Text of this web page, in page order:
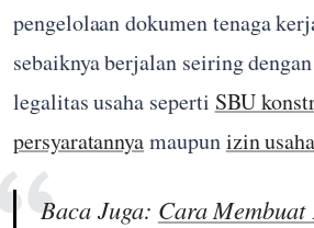
pengelolaan dokumen tenaga
sebaiknya berjalan seiring
legalitas usaha seperti SBU
persyaratannyamaupunizin
Baca Juga: Cara